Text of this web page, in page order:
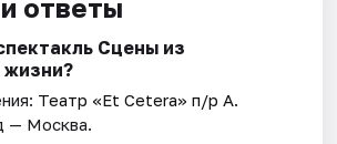
ответы
Сцены из
жизни?
Театр «Et Cetera» п/р А.
— Москва.